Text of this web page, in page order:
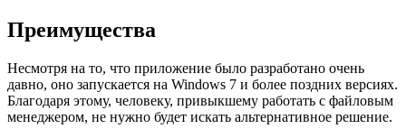
Преимущества
Несмотря на то, что приложение было разработано очень
давно, оно запускается на Windows 7 и более поздних версиях.
Благодаря этому, человеку, привыкшему работать с файловым
менеджером, не нужно будет искать альтернативное решение.